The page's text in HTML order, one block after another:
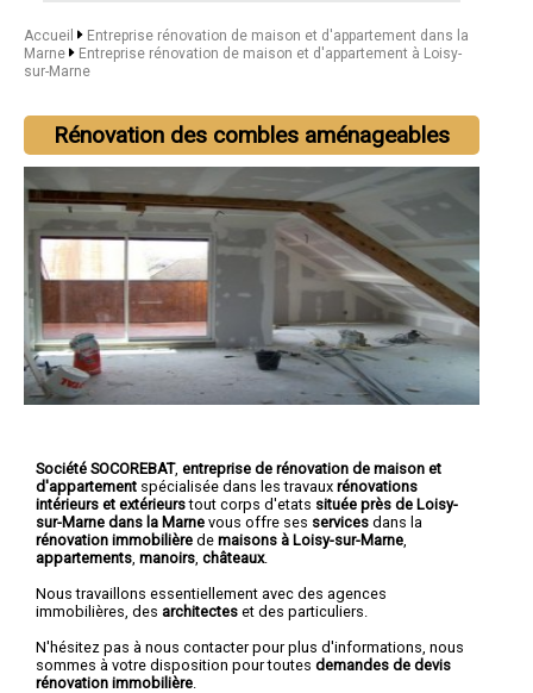
Accueil
Entreprise rénovation de maison et d'appartement dans la
Marne
Entreprise rénovation de maison et d'appartement à Loisy-
sur-Marne
Rénovation des combles aménageables
Société SOCOREBAT, entreprise de rénovation de maison et
d'appartement spécialisée dans les travaux rénovations
intérieurs et extérieurstout corps d'etats située près de Loisy-
sur-Marne dans la Marne vous offre ses services dans la
rénovation immobilière de maisons à Loisy-sur-Marne
appartements manoirs châteaux.
Nous travaillons essentiellement avec des agences
immobilières, des architectes et des particuliers.
N'hésitez pas à nous contacter pour plus d'informations, nous
sommes à votre disposition pour toutes demandes de devis
rénovation immobilière